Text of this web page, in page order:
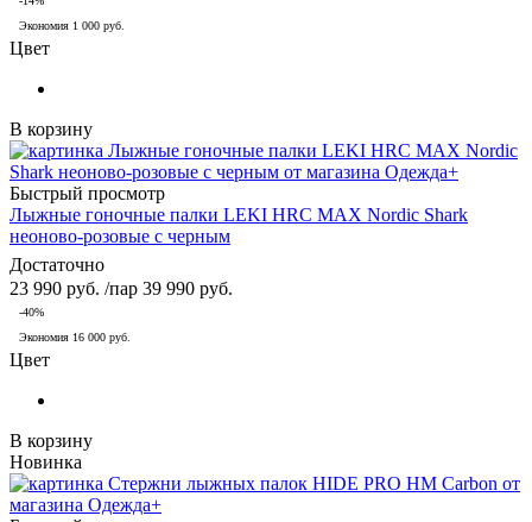
Экономия 1 000 руб.
Цвет
В корзину
Быстрый просмотр
Лыжные гоночные палки LEKI HRC MAX Nordic Shark
неоново-розовые с черным
Достаточно
23 990 руб. /пар 39 990 руб.
-40%
Экономия 16 000 руб.
Цвет
В корзину
Новинка